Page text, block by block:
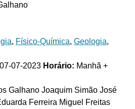
, Físico-Química, Geologia,
07-2023 Horário: Manhã +
Galhano Joaquim Simão José
Ferreira Miguel Freitas